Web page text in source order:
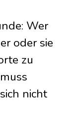
Wer
oder sie
zu
nicht